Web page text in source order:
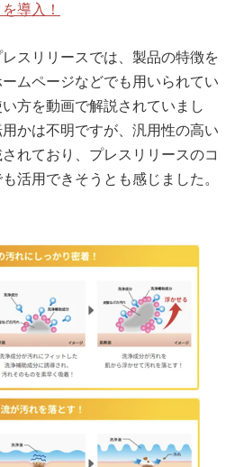
導入！
スリリースでは、製品の特徴を
ムページなどでも用いられてい
方を動画で解説されていまし
かは不明ですが、汎用性の高い
れており、プレスリリースのコ
活用できそうとも感じました。